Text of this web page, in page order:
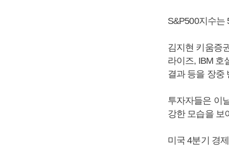
S&P500지수는
김지현 키움증
라이즈, IBM 호
결과 등을 장중
투자자들은 이
강한 모습을 보
미국 4분기 경